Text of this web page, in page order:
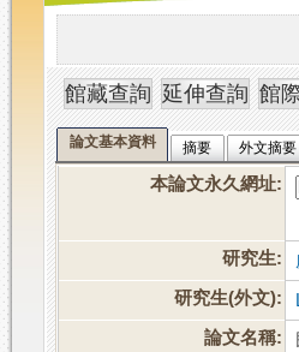
統
論文基本資料 摘要 外文摘要
本論文永久網址:
研究生:
研究生(外文):
論文名稱: